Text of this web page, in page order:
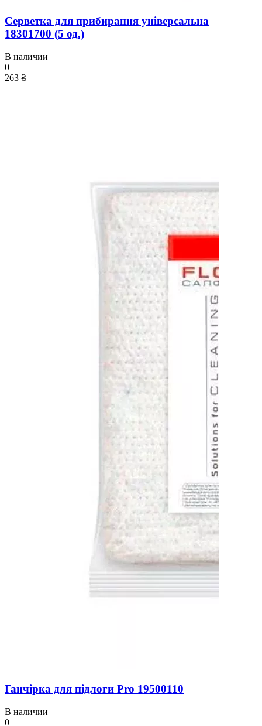
Серветка для прибирання універсальна
18301700 (5 од.)
В наличии
0
263 ₴
Ганчірка для підлоги Pro 19500110
В наличии
0